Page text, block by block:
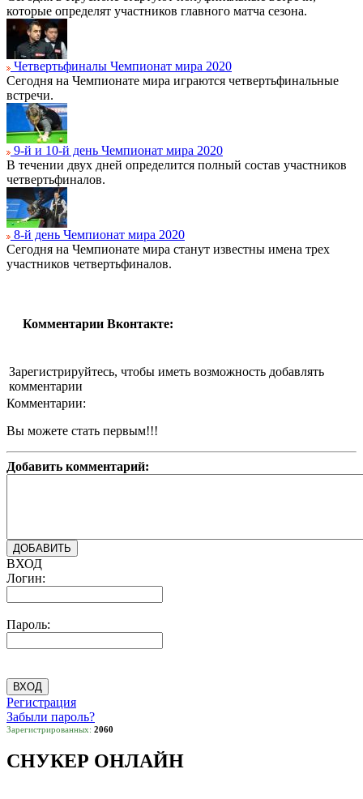
которые определят участников главного матча сезона.
Четвертьфиналы Чемпионат мира 2020
Сегодня на Чемпионате мира играются четвертьфинальные
встречи.
9-й и 10-й день Чемпионат мира 2020
В течении двух дней определится полный состав участников
четвертьфиналов.
8-й день Чемпионат мира 2020
Сегодня на Чемпионате мира станут известны имена трех
участников четвертьфиналов.
Комментарии Вконтакте:
Зарегистрируйтесь, чтобы иметь возможность добавлять
комментарии
Комментарии:
Вы можете стать первым!!!
Добавить комментарий:
ВХОД
Логин:
Пароль:
Регистрация
Забыли пароль?
Зарегистрированных: 2060
СНУКЕР ОНЛАЙН